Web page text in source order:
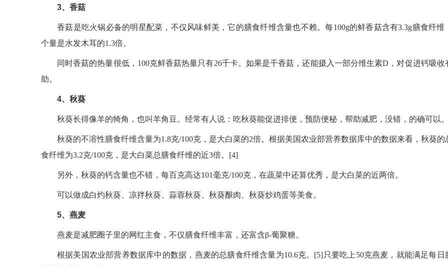
3、香菇
香菇是吃火锅必备的明星配菜，不仅风味鲜美，它的膳食纤维含量也不赖。每100g的鲜香菇含有3.3g膳食纤维
个量是水发木耳的1.3倍。
同时香菇的热量很低，100克鲜香菇热量只有26千卡。如果是干香菇，还能摄入一部分维生素D，对促进钙吸收
助。
4、秋葵
秋葵长得像羊的犄角，也叫羊角豆。经常有人说：吃秋葵能促进排便，预防便秘，帮助减肥，没错，的确可以。
秋葵的不溶性膳食纤维含量为1.8克/100克，是大白菜的2倍。根据美国农业部营养数据库中的数据来看，秋葵的
食纤维为3.2克/100克，是大白菜总膳食纤维的近3倍。[4]
另外，秋葵的钙含量也不错，每百克高达101毫克/100克，在蔬菜中还算优秀，是大白菜的近两倍。
可以做成白灼秋葵、凉拌秋葵、蒜蓉秋葵、秋葵酿肉、秋葵炒鸡蛋等美食。
5、燕麦
燕麦是减肥圈子里的网红主食，不仅膳食纤维丰富，还富含β-葡聚糖。
根据美国农业部营养数据库中的数据，燕麦的总膳食纤维含量为10.6克。[5]只要吃上50克燕麦，就能满足每日